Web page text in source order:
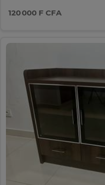
120 000 F CFA